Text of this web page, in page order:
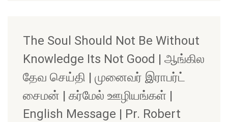
The Soul Should Not Be Without
Knowledge Its Not Good | ஆங்கில
தேவ செய்தி | முனைவர் இராபர்ட்
சைமன் | கர்மேல் ஊழியங்கள் |
English Message | Pr. Robert